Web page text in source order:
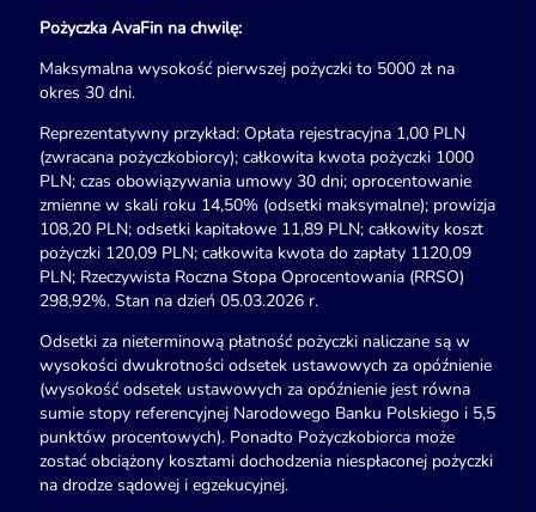
Pożyczka AvaFin na chwilę:
Maksymalna wysokość pierwszej pożyczki to 5000 zł na
okres 30 dni.
Reprezentatywny przykład: Opłata rejestracyjna 1,00 PLN
(zwracana pożyczkobiorcy); całkowita kwota pożyczki 1000
PLN; czas obowiązywania umowy 30 dni; oprocentowanie
zmienne w skali roku 14,50% (odsetki maksymalne); prowizja
108,20 PLN; odsetki kapitałowe 11,89 PLN; całkowity koszt
pożyczki 120,09 PLN; całkowita kwota do zapłaty 1120,09
PLN; Rzeczywista Roczna Stopa Oprocentowania (RRSO)
298,92%. Stan na dzień 05.03.2026 r.
Odsetki za nieterminową płatność pożyczki naliczane są w
wysokości dwukrotności odsetek ustawowych za opóźnienie
(wysokość odsetek ustawowych za opóźnienie jest równa
sumie stopy referencyjnej Narodowego Banku Polskiego i 5,5
punktów procentowych). Ponadto Pożyczkobiorca może
zostać obciążony kosztami dochodzenia niespłaconej pożyczki
na drodze sądowej i egzekucyjnej.